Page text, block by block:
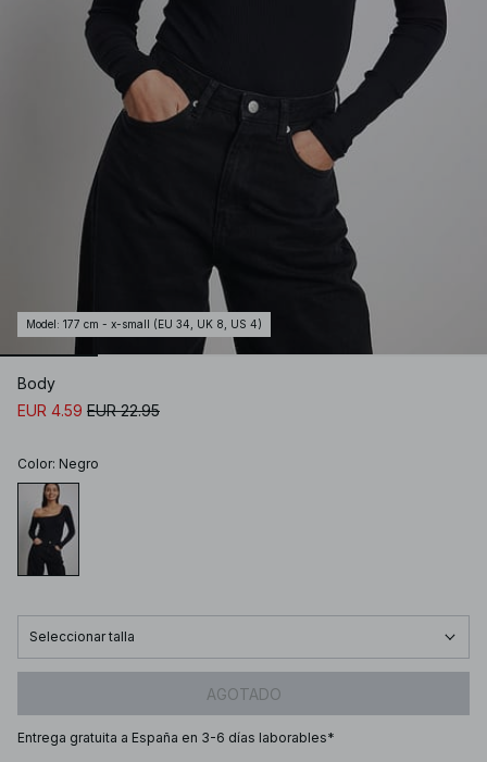
Model : 177 cm - x-small (EU 34, UK 8, US 4)
Body
EUR 4.59 EUR 22.95
Color: Negro
Seleccionar talla
AGOTADO
Entrega gratuita a España en 3-6 días laborables*